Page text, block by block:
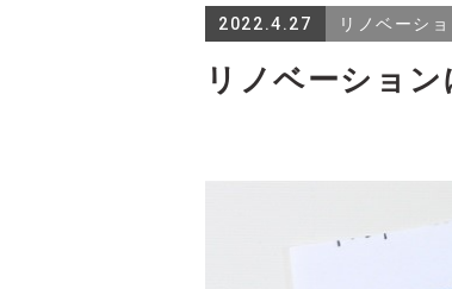
2022.4.27 リノベーショ
リノベーショ